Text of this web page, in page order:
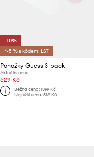
-10%
*-5 % s kódem: LST
Ponožky Guess 3-pack
Aktuální cena:
529 Kč
Běžná cena: 1399 Kč
Nejnižší cena: 589 Kč